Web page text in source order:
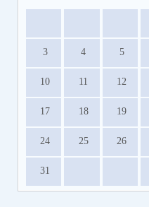
3 4 5
10 11 12
17 18 19
24 25 26
31